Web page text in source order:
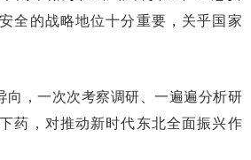
全的战略地位十分重要，关乎国家
向，一次次考察调研、一遍遍分析研
药，对推动新时代东北全面振兴作